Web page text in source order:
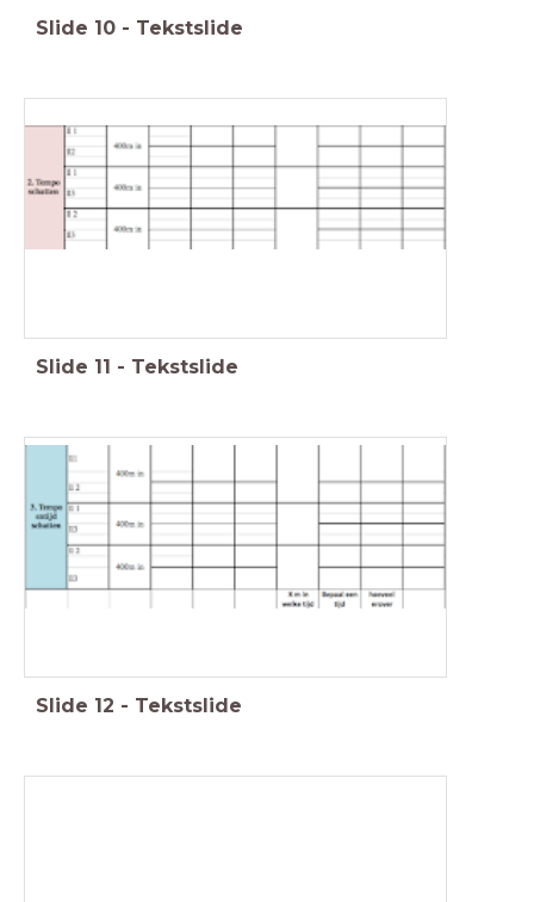
Slide 10 - Tekstslide
Slide 11 - Tekstslide
Slide 12 - Tekstslide